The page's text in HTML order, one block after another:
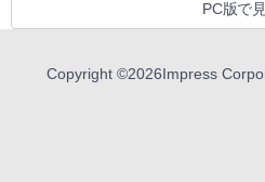
PC版で
Copyright ©2026Impress